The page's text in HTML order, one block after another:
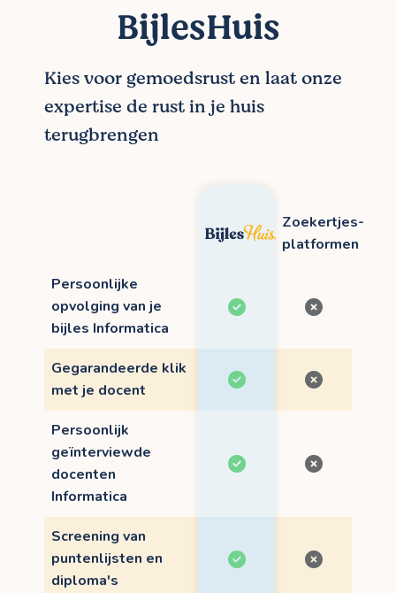
BijlesHuis
Kies voor gemoedsrust en laat onze
expertise de rust in je huis
terugbrengen
Zoekertjes-
platformen
Persoonlijke
opvolging van je
bijles Informatica
Gegarandeerde klik
met je docent
Persoonlijk
geïnterviewde
docenten
Informatica
Screening van
puntenlijsten en
diploma's